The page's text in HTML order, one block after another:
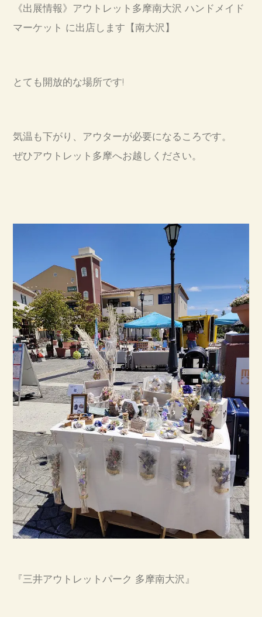
《出展情報》アウトレット多摩南大沢 ハンドメイド
マーケット に出店します【南大沢】
とても開放的な場所です!
気温も下がり、アウターが必要になるころです。
ぜひアウトレット多摩へお越しください。
『三井アウトレットパーク 多摩南大沢』